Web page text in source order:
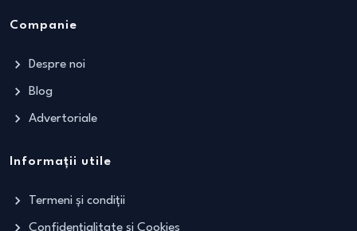
Companie
Despre noi
Blog
Advertoriale
Informații utile
Termeni și condiții
Confidențialitate și Cookies